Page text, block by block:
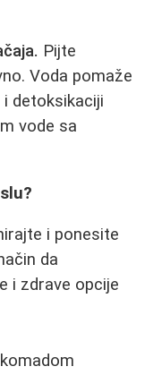
Pijte
Voda pomaže
detoksikaciji
vode sa
i ponesite
da
i zdrave opcije